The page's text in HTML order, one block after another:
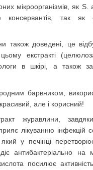
мікроорганізмів, як
консервантів, так як
також доведені, це
екстракті
в шкірі, а також
барвником,
але і корисний!
журавлини,
лікуванню інфекцій
у печінці
антибактеріально на
посилює